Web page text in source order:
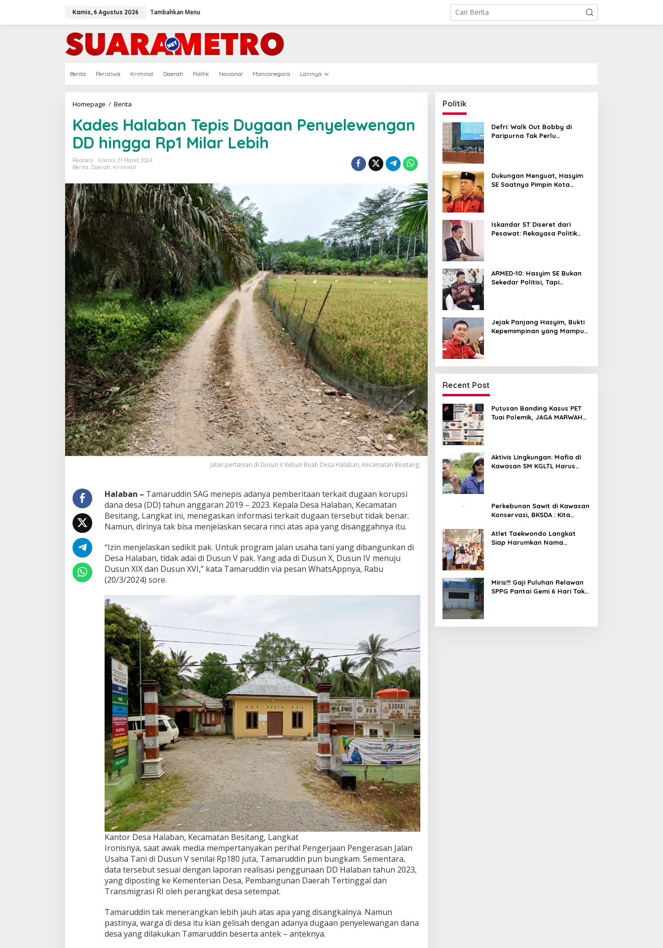
Kamis, 6 Agustus 2026 Tambahkan Menu
Berita Peristiwa Kriminal Daerah Politik Nasional Mancanegara Lainnya
Homepage / Berita
Tepis
Dugaan
Penyelewengan
DD
hingga
Rp1
Lebih
Kades Halaban Tepis Dugaan Penyelewengan
DD hingga Rp1 Milar Lebih
Redaksi
Kamis, 21 Maret 2024
Berita, Daerah, Kriminal
Jalan pertanian di Dusun V Kebun Buah Desa Halaban, Kecamatan Besitang.
Halaban – Tamaruddin SAG menepis adanya pemberitaan terkait dugaan korupsi
dana desa (DD) tahun anggaran 2019 – 2023. Kepala Desa Halaban, Kecamatan
Besitang, Langkat ini, menegaskan informasi terkait dugaan tersebut tidak benar.
Namun, dirinya tak bisa menjelaskan secara rinci atas apa yang disanggahnya itu.
“Izin menjelaskan sedikit pak. Untuk program jalan usaha tani yang dibangunkan di
Desa Halaban, tidak adai di Dusun V pak. Yang ada di Dusun X, Dusun IV menuju
Dusun XIX dan Dusun XVI,” kata Tamaruddin via pesan WhatsAppnya, Rabu
(20/3/2024) sore.
Kantor Desa Halaban, Kecamatan Besitang, Langkat
Ironisnya, saat awak media mempertanyakan perihal Pengerjaan Pengerasan Jalan
Usaha Tani di Dusun V senilai Rp180 juta, Tamaruddin pun bungkam. Sementara,
data tersebut sesuai dengan laporan realisasi penggunaan DD Halaban tahun 2023,
yang diposting ke Kementerian Desa, Pembangunan Daerah Tertinggal dan
Transmigrasi RI oleh perangkat desa setempat.
Tamaruddin tak menerangkan lebih jauh atas apa yang disangkalnya. Namun
pastinya, warga di desa itu kian gelisah dengan adanya dugaan penyelewangan dana
desa yang dilakukan Tamaruddin beserta antek – anteknya.
Politik
Defri: Walk Out Bobby di
Paripurna Tak Perlu
Dukungan Menguat, Hasyim
SE Saatnya Pimpin Kota
Iskandar ST Diseret dari
Pesawat: Rekayasa Politik
ARMED-10: Hasyim SE Bukan
Sekedar Politisi, Tapi
Jejak Panjang Hasyim, Bukti
Kepemimpinan yang Mampu
Recent Post
Putusan Banding Kasus PET
Tuai Polemik, JAGA MARWAH
Aktivis Lingkungan: Mafia di
Kawasan SM KGLTL Harus
Perkebunan Sawit di Kawasan
Konservasi, BKSDA : Kita
Atlet Taekwondo Langkat
Siap Harumkan Nama
Miris!!! Gaji Puluhan Relawan
SPPG Pantai Gemi 6 Hari Tak